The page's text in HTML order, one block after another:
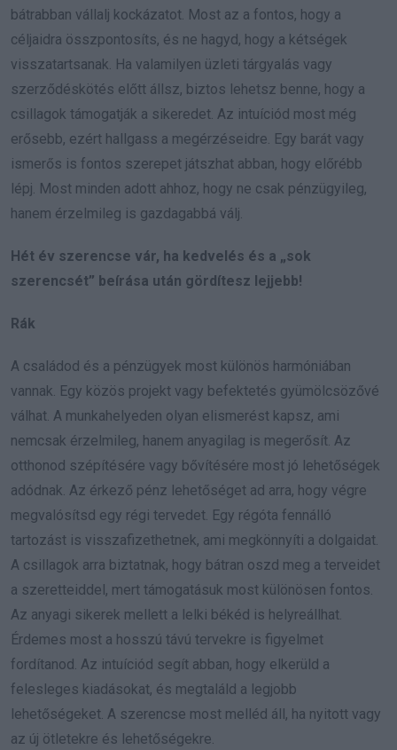
bátrabban vállalj kockázatot. Most az a fontos, hogy a
céljaidra összpontosíts, és ne hagyd, hogy a kétségek
visszatartsanak. Ha valamilyen üzleti tárgyalás vagy
szerződéskötés előtt állsz, biztos lehetsz benne, hogy a
csillagok támogatják a sikeredet. Az intuíciód most még
erősebb, ezért hallgass a megérzéseidre. Egy barát vagy
ismerős is fontos szerepet játszhat abban, hogy előrébb
lépj. Most minden adott ahhoz, hogy ne csak pénzügyileg,
hanem érzelmileg is gazdagabbá válj.
Hét év szerencse vár, ha kedvelés és a „sok
szerencsét” beírása után gördítesz lejjebb!
Rák
A családod és a pénzügyek most különös harmóniában
vannak. Egy közös projekt vagy befektetés gyümölcsözővé
válhat. A munkahelyeden olyan elismerést kapsz, ami
nemcsak érzelmileg, hanem anyagilag is megerősít. Az
otthonod szépítésére vagy bővítésére most jó lehetőségek
adódnak. Az érkező pénz lehetőséget ad arra, hogy végre
megvalósítsd egy régi tervedet. Egy régóta fennálló
tartozást is visszafizethetnek, ami megkönnyíti a dolgaidat.
A csillagok arra biztatnak, hogy bátran oszd meg a terveidet
a szeretteiddel, mert támogatásuk most különösen fontos.
Az anyagi sikerek mellett a lelki békéd is helyreállhat.
Érdemes most a hosszú távú tervekre is figyelmet
fordítanod. Az intuíciód segít abban, hogy elkerüld a
felesleges kiadásokat, és megtaláld a legjobb
lehetőségeket. A szerencse most melléd áll, ha nyitott vagy
az új ötletekre és lehetőségekre.